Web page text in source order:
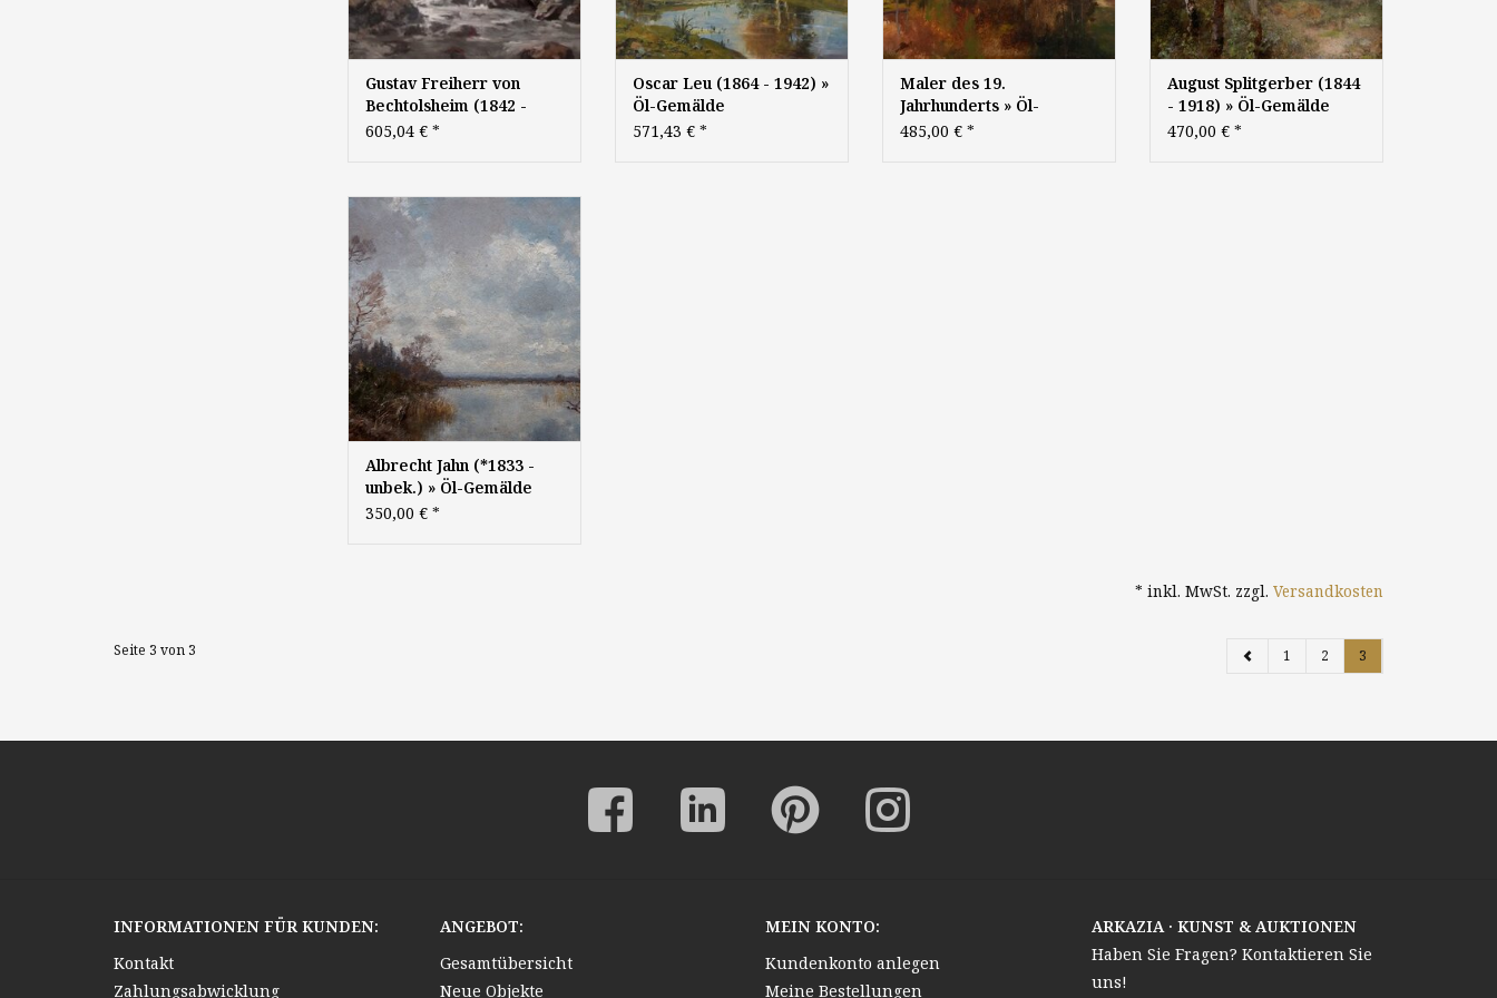
Gustav Freiherr von
Bechtolsheim (1842 -
1924) » Öl-Gemälde
Malerschule süddeutsche
Malerei
605,04 € *
Oscar Leu (1864 - 1942) »
Öl-Gemälde
Impressionismus
571,43 € *
Maler des 19.
Jahrhunderts » Öl-
Gemälde Spätromantik
485,00 € *
August Splitgerber (1844
- 1918) » Öl-Gemälde
Impressionismus
470,00 € *
Albrecht Jahn (*1833 - unbek.):
"Weite Moorlandschaft in
Oberbayern", um 1890, Öl auf
Holzplatte, 28 x 45 cm, signiert
Albrecht Jahn (*1833 -
unbek.) » Öl-Gemälde
Impressionismus
350,00 € *
* inkl. MwSt. zzgl. Versandkosten
Seite 3 von 3 1 2 3
INFORMATIONEN FÜR KUNDEN:
Kontakt
Zahlungsabwicklung
ANGEBOT:
Gesamtübersicht
Neue Objekte
MEIN KONTO:
Kundenkonto anlegen
Meine Bestellungen
ARKAZIA · KUNST & AUKTIONEN
Haben Sie Fragen? Kontaktieren Sie
uns!